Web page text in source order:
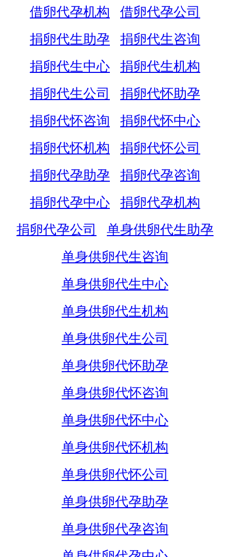
借卵代孕机构
借卵代孕公司
捐卵代生助孕
捐卵代生咨询
捐卵代生中心
捐卵代生机构
捐卵代生公司
捐卵代怀助孕
捐卵代怀咨询
捐卵代怀中心
捐卵代怀机构
捐卵代怀公司
捐卵代孕助孕
捐卵代孕咨询
捐卵代孕中心
捐卵代孕机构
捐卵代孕公司
单身供卵代生助孕
单身供卵代生咨询
单身供卵代生中心
单身供卵代生机构
单身供卵代生公司
单身供卵代怀助孕
单身供卵代怀咨询
单身供卵代怀中心
单身供卵代怀机构
单身供卵代怀公司
单身供卵代孕助孕
单身供卵代孕咨询